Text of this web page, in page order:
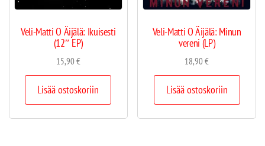
Veli-Matti O Äijälä: Ikuisesti
(12″ EP)
15,90€
Lisää ostoskoriin
Veli-Matti O Äijälä: Minun
vereni (LP)
18,90€
Lisää ostoskoriin